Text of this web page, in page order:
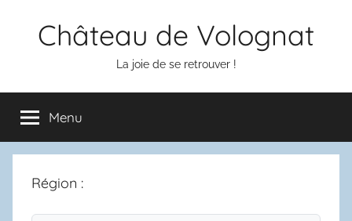
Château de Volognat
La joie de se retrouver !
Menu
Région :